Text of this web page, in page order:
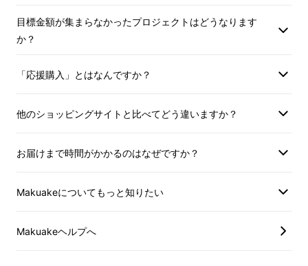
けたくなる音色の新しいカタチが生まれまし
目標金額が集まらなかったプロジェクトはどうなります
か？
「応援購入」とはなんですか？
他のショッピングサイトと比べてどう違いますか？
お届けまで時間がかかるのはなぜですか？
Makuakeについてもっと知りたい
Makuakeヘルプへ